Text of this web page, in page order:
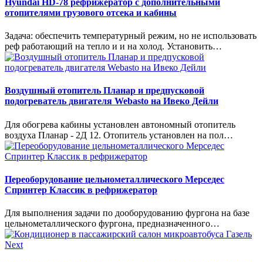
отопителями грузового отсека и кабины
Задача: обеспечить температурный режим, но не использовать
реф работающий на тепло и и на холод. Установить…
Воздушный отопитель Планар и предпусковой
подогреватель двигателя Webasto на Ивеко Дейли
Для обогрева кабины установлен автономный отопитель
воздуха Планар - 2Д 12. Отопитель установлен на пол…
Переоборудование цельнометаллического Мерседес
Спринтер Классик в рефрижератор
Для выполнения задачи по дооборудованию фургона на базе
цельнометаллического фургона, предназначенного…